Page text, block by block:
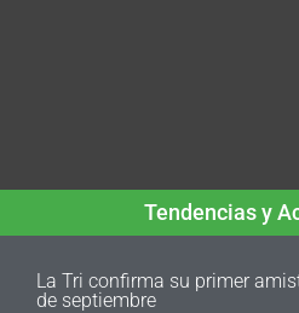
Tendencias y
La Tri confirma su primer
de septiembre